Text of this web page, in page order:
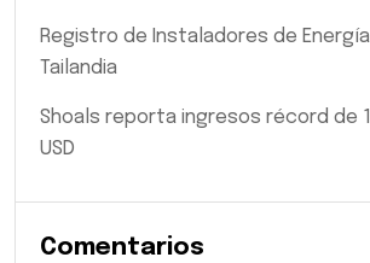
Registro de Instaladores de
Tailandia
Shoals reporta ingresos récord de
USD
Comentarios